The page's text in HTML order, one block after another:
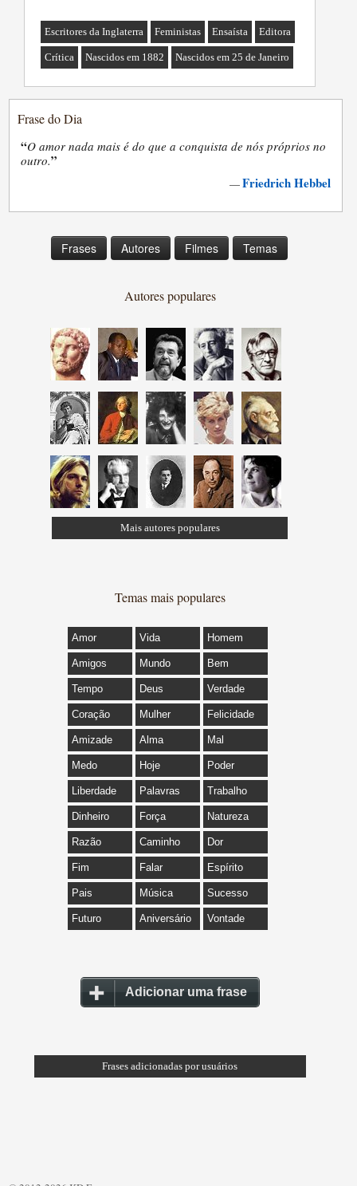
Escritores da Inglaterra Feministas Ensaísta Editora
Crítica Nascidos em 1882 Nascidos em 25 de Janeiro
Frase do Dia
“O amor nada mais é do que a conquista de nós próprios no
outro.”
—Friedrich Hebbel
Frases Autores Filmes Temas
Autores populares
Mais autores populares
Temas mais populares
Amor Vida Homem
Amigos Mundo Bem
Tempo Deus Verdade
Coração Mulher Felicidade
Amizade Alma Mal
Medo Hoje Poder
Liberdade Palavras Trabalho
Dinheiro Força Natureza
Razão Caminho Dor
Fim Falar Espírito
Pais Música Sucesso
Futuro Aniversário Vontade
Adicionar uma frase
Frases adicionadas por usuários